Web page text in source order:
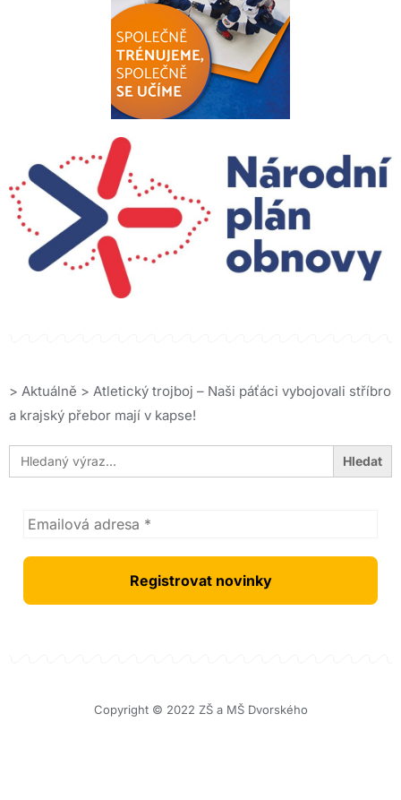
> Aktuálně > Atletický trojboj – Naši páťáci vybojovali stříbro
a krajský přebor mají v kapse!
Search
for:
Copyright © 2022 ZŠ a MŠ Dvorského